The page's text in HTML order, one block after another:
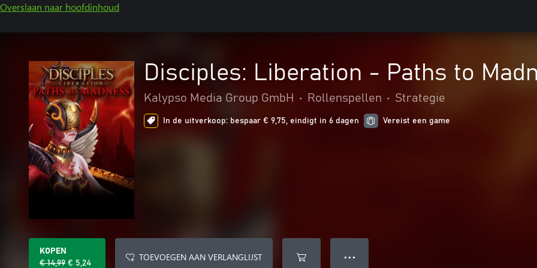
Overslaan naar hoofdinhoud
Disciples: Liberation - Paths to
Kalypso Media Group GmbH • Rollenspellen • Strategie
In de uitverkoop: bespaar € 9,75, eindigt in 6 dagen Vereist een game
KOPEN
€ 14,99 € 5,24
TOEVOEGEN AAN VERLANGLIJST ● ● ●